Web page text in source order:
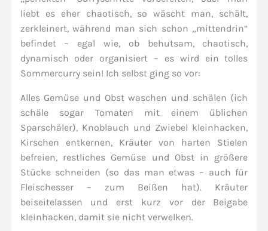
liebt es eher chaotisch, so wäscht man, schält,
zerkleinert, während man sich schon „mittendrin“
befindet – egal wie, ob behutsam, chaotisch,
dynamisch oder organisiert – es wird ein tolles
Sommercurry sein! Ich selbst ging so vor:
Alles Gemüse und Obst waschen und schälen (ich
schäle sogar Tomaten mit einem üblichen
Sparschäler), Knoblauch und Zwiebel kleinhacken,
Kirschen entkernen, Kräuter von harten Stielen
befreien, restliches Gemüse und Obst in größere
Stücke schneiden (so das man etwas – auch für
Fleischesser – zum Beißen hat). Kräuter
beiseitelassen und erst kurz vor der Beigabe
kleinhacken, damit sie nicht verwelken.